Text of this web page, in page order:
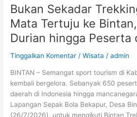
Bukan Sekadar
Mata Tertuju ke
Durian hingga Peserta
Tinggalkan Komentar /Wisata /admin
BINTAN – Semangat sport tourism di
kembali bergelora. Sebanyak 650
daerah di Indonesia hingga
Lapangan Sepak Bola Bekapur, Desa
(26/7/2026), untuk mengikuti Bintan
dari
Belanda